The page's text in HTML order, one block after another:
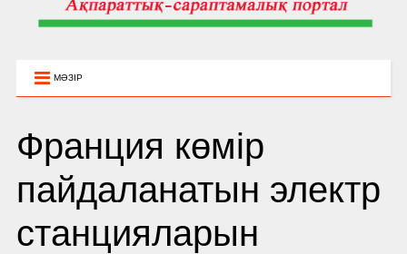
МӘЗІР
Франция көмір
пайдаланатын электр
станцияларын